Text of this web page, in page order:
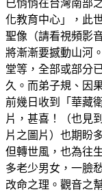
已悄悄在台灣南部
化教育中心」，此
聖像（請看視頻影
將漸漸要撼動山河
堂等，全部或部分
久。而弟子規、因
前幾日收到「華藏
片，甚喜！（也見
片之圖片）也期盼
但轉世風，也為往
多老少男女，一臉
改命之理。觀音之